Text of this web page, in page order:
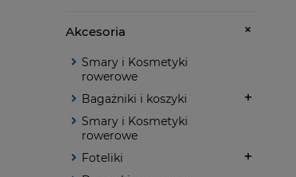
Akcesoria
Smary i Kosmetyki
rowerowe
Bagażniki i koszyki
Smary i Kosmetyki
rowerowe
Foteliki